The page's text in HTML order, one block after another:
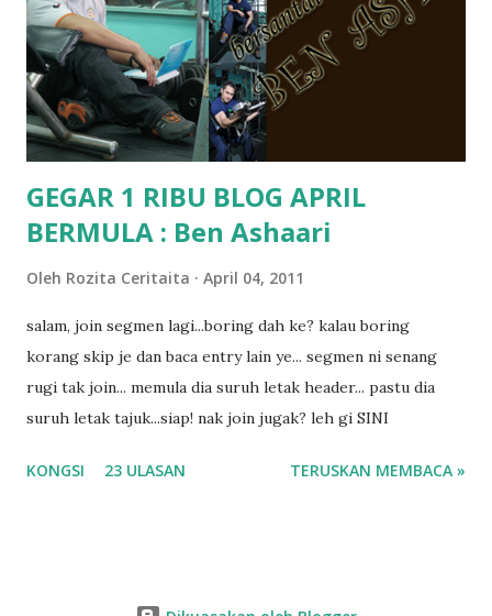
pun tak tau.. pengsan aku bila ingat balik.. aku mula fikir
mungkin sebab abg long sendiri jenis budak yang ada
masalah dyslexia.. tapi minor la.. nanti la aku cerita pasal
dyslexia tu.. lepas tu kami buat keputusan pu...
GEGAR 1 RIBU BLOG APRIL
BERMULA : Ben Ashaari
Oleh Rozita Ceritaita April 04, 2011
salam, join segmen lagi...boring dah ke? kalau boring
korang skip je dan baca entry lain ye... segmen ni senang
rugi tak join... memula dia suruh letak header... pastu dia
suruh letak tajuk...siap! nak join jugak? leh gi SINI
KONGSI 23 ULASAN TERUSKAN MEMBACA »